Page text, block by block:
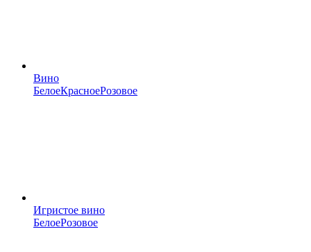
Вино
БелоеКрасноеРозовое
Игристое вино
БелоеРозовое